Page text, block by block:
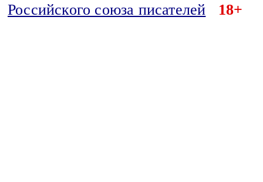
Российского союза писателей
18+